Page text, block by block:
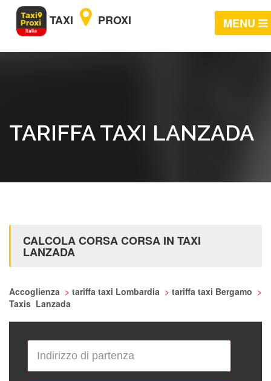
TAXI PROXI MENU
TARIFFA TAXI LANZADA
CALCOLA CORSA CORSA IN TAXI
LANZADA
Accoglienza > tariffa taxi Lombardia > tariffa taxi Bergamo >
Taxis Lanzada